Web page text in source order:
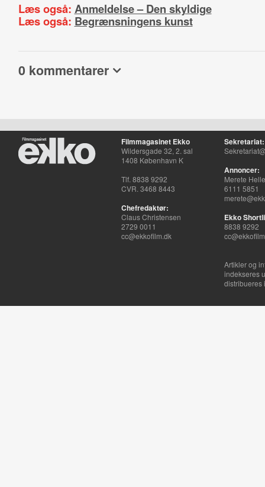
Læs også: Anmeldelse – Den skyldige
Læs også: Begrænsningens kunst
0 kommentarer
Filmmagasinet Ekko
Wildersgade 32, 2. sal
1408 København K
Tlf. 8838 9292
CVR. 3468 8443
Chefredaktør:
Claus Christensen
2729 0011
cc@ekkofilm.dk
Sekretariat:
Annoncer:
Merete
6111 5851
Ekko
8838 9292
Artikler og
indekseres
distribueres